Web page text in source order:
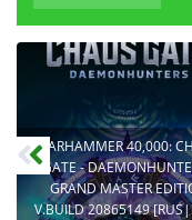
WARHAMMER 40,000:
GATE -
GRAND MASTER
V.BUILD 20865149